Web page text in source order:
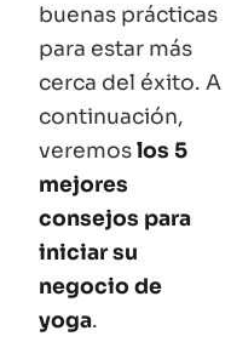
buenas prácticas
para estar más
cerca del éxito. A
continuación,
veremoslos 5
mejores
consejos para
iniciar su
negocio de
yoga.